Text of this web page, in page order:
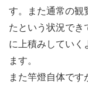
す。また通常の観
たという状況でき
に上積みしていく
ます。
また竿燈自体です